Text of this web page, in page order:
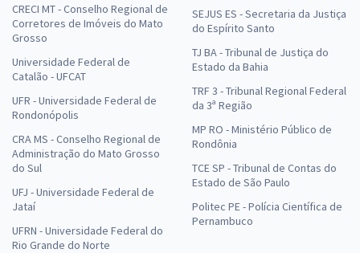
CRECI MT - Conselho Regional de
Corretores de Imóveis do Mato
Grosso
Universidade Federal de
Catalão - UFCAT
UFR - Universidade Federal de
Rondonópolis
CRA MS - Conselho Regional de
Administração do Mato Grosso
do Sul
UFJ - Universidade Federal de
Jataí
UFRN - Universidade Federal do
Rio Grande do Norte
SEJUS ES - Secretaria da Justiça
do Espírito Santo
TJ BA - Tribunal de Justiça do
Estado da Bahia
TRF 3 - Tribunal Regional Federal
da 3ª Região
MP RO - Ministério Público de
Rondônia
TCE SP - Tribunal de Contas do
Estado de São Paulo
Politec PE - Polícia Científica de
Pernambuco